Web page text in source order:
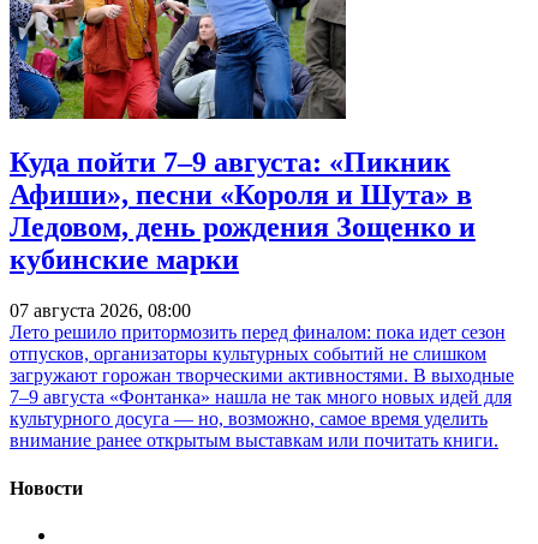
Куда пойти 7–9 августа: «Пикник
Афиши», песни «Короля и Шута» в
Ледовом, день рождения Зощенко и
кубинские марки
07 августа 2026, 08:00
Лето решило притормозить перед финалом: пока идет сезон
отпусков, организаторы культурных событий не слишком
загружают горожан творческими активностями. В выходные
7–9 августа «Фонтанка» нашла не так много новых идей для
культурного досуга — но, возможно, самое время уделить
внимание ранее открытым выставкам или почитать книги.
Новости